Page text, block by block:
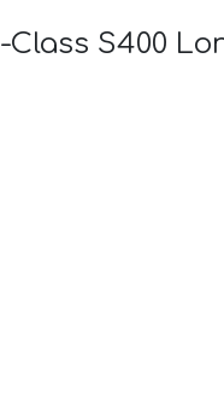
S400